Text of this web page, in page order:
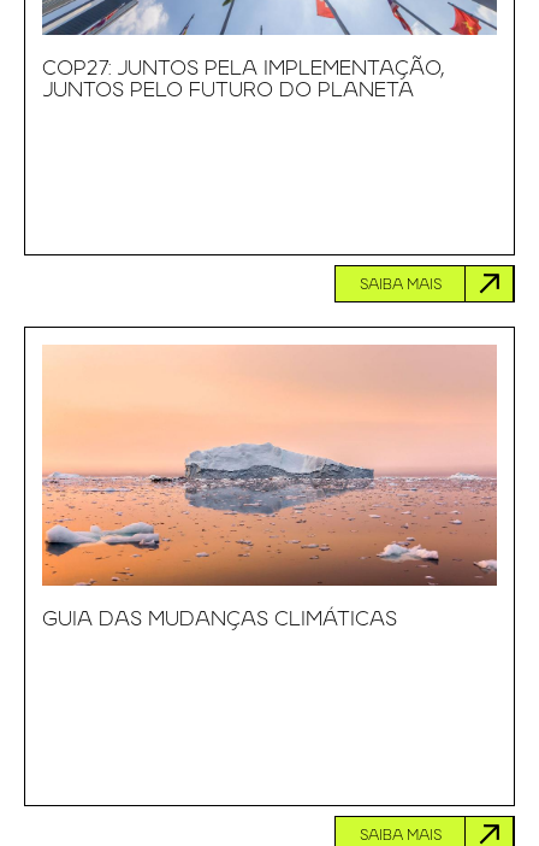
COP27: JUNTOS PELA IMPLEMENTAÇÃO,
JUNTOS PELO FUTURO DO PLANETA
SAIBA MAIS
GUIA DAS MUDANÇAS CLIMÁTICAS
SAIBA MAIS